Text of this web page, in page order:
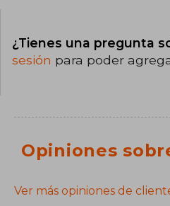
¿Tienes una pregunta
sesión para poder
Opiniones
Ver más opiniones de